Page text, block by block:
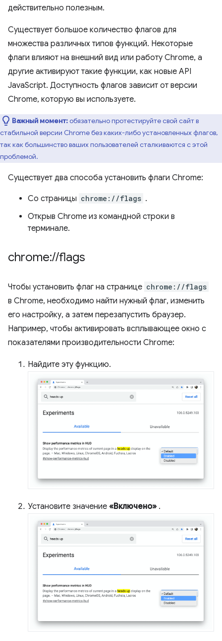
действительно полезным.
Существует большое количество флагов для
множества различных типов функций. Некоторые
флаги влияют на внешний вид или работу Chrome, а
другие активируют такие функции, как новые API
JavaScript. Доступность флагов зависит от версии
Chrome, которую вы используете.
Важный момент:обязательно протестируйте свой сайт в
стабильной версии Chrome без каких-либо установленных флагов,
так как большинство ваших пользователей сталкиваются с этой
проблемой.
Существует два способа установить флаги Chrome:
Со страницы chrome://flags .
Открыв Chrome из командной строки в
терминале.
chrome://flags
Чтобы установить флаг на странице chrome://flags
в Chrome, необходимо найти нужный флаг, изменить
его настройку, а затем перезапустить браузер.
Например, чтобы активировать всплывающее окно с
показателями производительности Chrome:
Найдите эту функцию.
Установите значение «Включено» .